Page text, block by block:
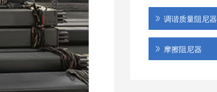
调谐质量阻尼器
摩擦阻尼器